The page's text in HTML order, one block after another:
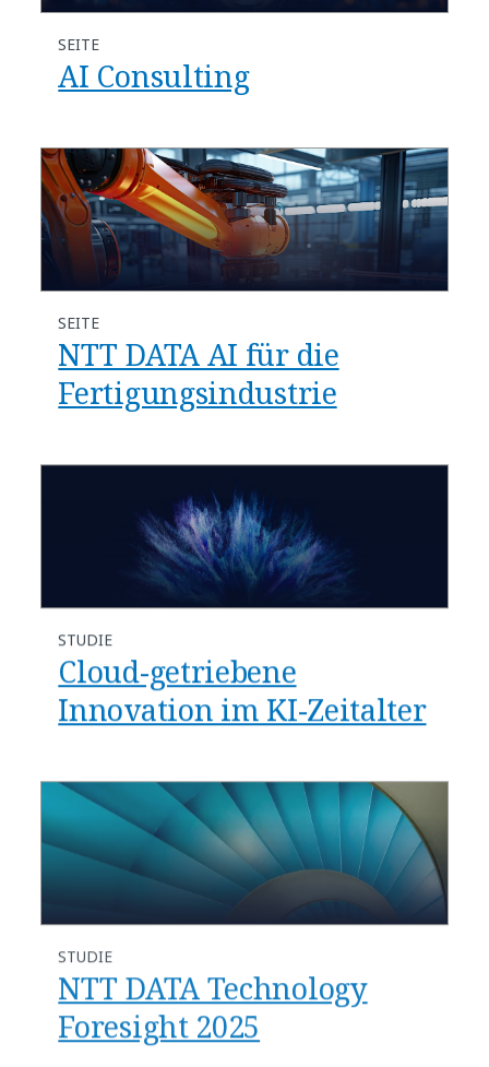
SEITE
AI Consulting
SEITE
​​NTT DATA AI für die
Fertigungsindustrie​
STUDIE
Cloud-getriebene
Innovation im KI-Zeitalter
STUDIE
NTT DATA Technology
Foresight 2025